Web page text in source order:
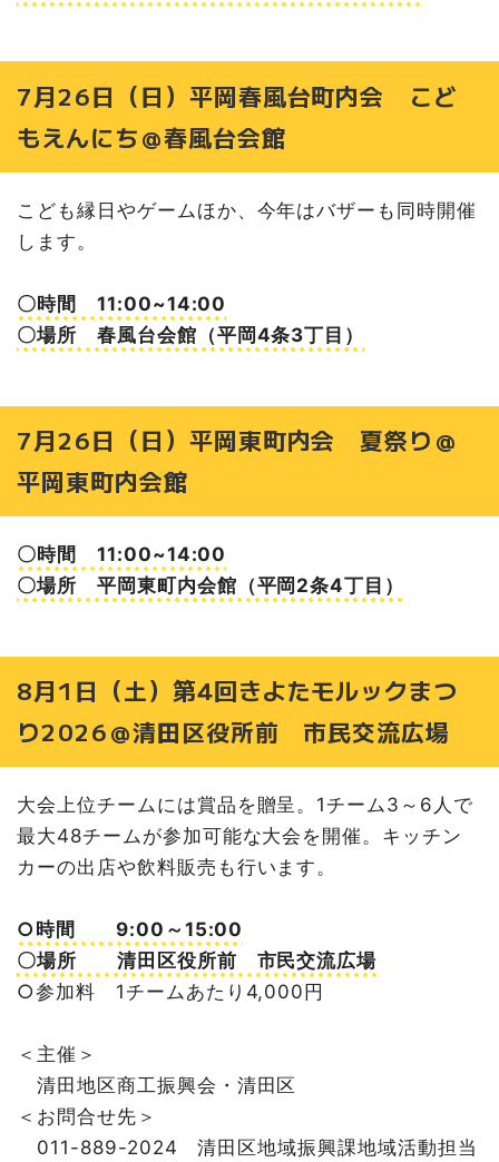
館
【昨年情報】9月6日（土）アンデルセングルメ祭り2025
＠アンデルセン福祉村
清田区役所前
9月11日（金）12日（土）厚別神社 例大祭
9月12日（土）真栄第三町内会 ふれあい祭り@真栄第一
公園
9月13日（日）清田中央町内会 秋まつり＠清田中央総合
会館
会館
9月26日（土）東北野町内会秋祭り＠東北野会館駐車場・
北野台小学校第2グラウンド
詳しくは…
7月26日（日）平岡春風台町内会 こど
もえんにち＠春風台会館
こども縁日やゲームほか、今年はバザーも同時開催
します。
〇時間 11:00~14:00
〇場所 春風台会館（平岡4条3丁目）
7月26日（日）平岡東町内会 夏祭り＠
平岡東町内会館
〇時間 11:00~14:00
〇場所 平岡東町内会館（平岡2条4丁目）
8月1日（土）第4回きよたモルックまつ
り2026＠清田区役所前 市民交流広場
大会上位チームには賞品を贈呈。1チーム3～6人で
最大48チームが参加可能な大会を開催。キッチン
カーの出店や飲料販売も行います。
○時間 9:00～15:00
〇場所 清田区役所前 市民交流広場
○参加料 1チームあたり4,000円
＜主催＞
清田地区商工振興会・清田区
＜お問合せ先＞
011-889-2024 清田区地域振興課地域活動担当